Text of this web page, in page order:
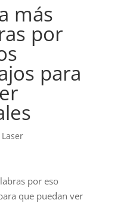
más
por
para
por eso
que puedan ver